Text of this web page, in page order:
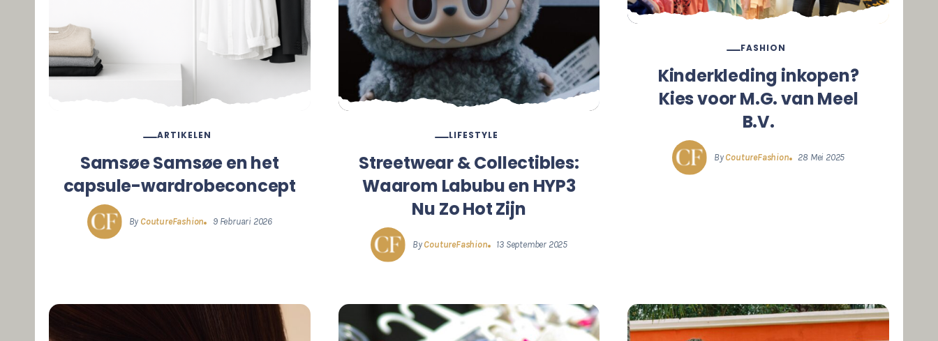
ARTIKELEN
Samsøe Samsøe en het
capsule-wardrobeconcept
By CoutureFashion 9 Februari 2026
LIFESTYLE
Streetwear & Collectibles:
Waarom Labubu en HYP3
Nu Zo Hot Zijn
By CoutureFashion 13 September 2025
FASHION
Kinderkleding inkopen?
Kies voor M.G. van Meel
B.V.
By CoutureFashion 28 Mei 2025